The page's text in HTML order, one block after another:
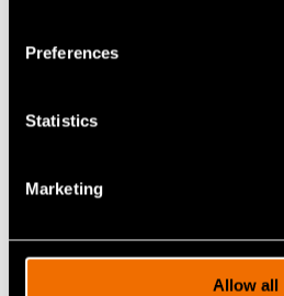
Preferences
Statistics
Marketing
Allow all